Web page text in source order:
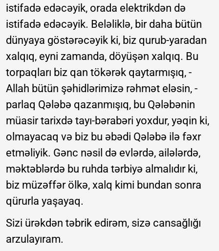
istifadə edəcəyik, orada elektrikdən də
istifadə edəcəyik. Beləliklə, bir daha bütün
dünyaya göstərəcəyik ki, biz qurub-yaradan
xalqıq, eyni zamanda, döyüşən xalqıq. Bu
torpaqları biz qan tökərək qaytarmışıq, -
Allah bütün şəhidlərimizə rəhmət eləsin, -
parlaq Qələbə qazanmışıq, bu Qələbənin
müasir tarixdə tayı-bərabəri yoxdur, yəqin ki,
olmayacaq və biz bu əbədi Qələbə ilə fəxr
etməliyik. Gənc nəsil də evlərdə, ailələrdə,
məktəblərdə bu ruhda tərbiyə almalıdır ki,
biz müzəffər ölkə, xalq kimi bundan sonra
qürurla yaşayaq.
Sizi ürəkdən təbrik edirəm, sizə cansağlığı
arzulayıram.